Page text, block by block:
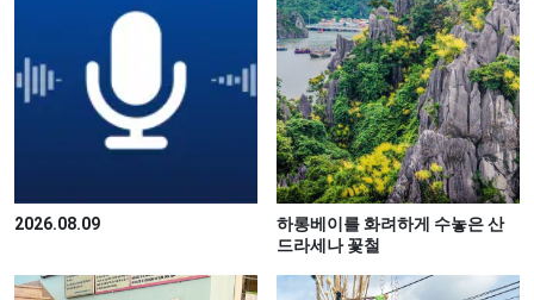
2026.08.09
하롱베이를 화려하게 수놓은 산
드라세나 꽃철